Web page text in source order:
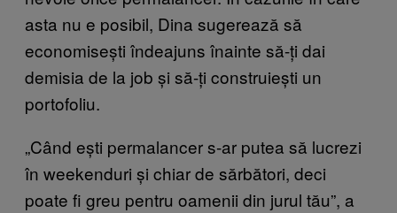
asta nu e posibil, Dina sugerează să
economisești îndeajuns înainte să-ți dai
demisia de la job și să-ți construiești un
portofoliu.
„Când ești permalancer s-ar putea să lucrezi
în weekenduri și chiar de sărbători, deci
poate fi greu pentru oamenii din jurul tău”, a